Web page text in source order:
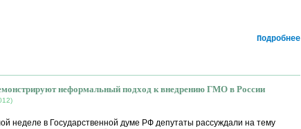
Подробнее
неформальный подход к внедрению ГМО в России
неделе в Государственной думе РФ депутаты рассуждали на тему